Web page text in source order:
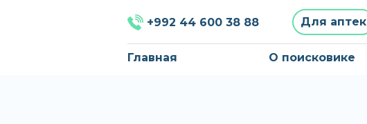
+992 44 600 38 88 Для аптек
Главная О поисковике